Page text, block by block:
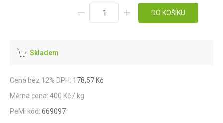
DO KOŠÍKU
Skladem
Cena bez 12% DPH: 178,57 Kč
Měrná cena: 400 Kč / kg
PeMi kód: 669097